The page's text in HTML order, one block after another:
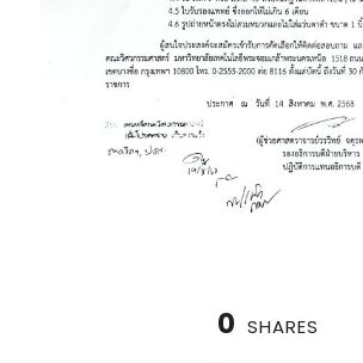
0 SHARES